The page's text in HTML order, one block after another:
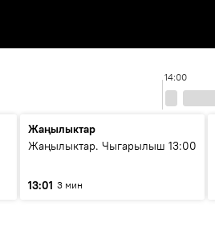
14:00
Жаңылыктар
Жаңылыктар. Чыгарылыш 13:00
13:01 3 мин